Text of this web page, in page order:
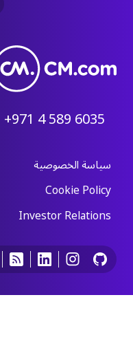
+971 4 589 6035
سياسة الخصوصية
Cookie Policy
Investor Relations